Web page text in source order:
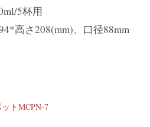
5杯用
高さ208(mm)、口径88mm
トMCPN-7